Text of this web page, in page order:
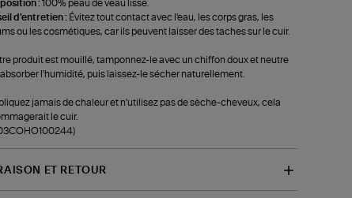
:100% peau de veau lisse.
d'entretien : Évitez tout contact avec l'eau, les corps gras, les
ou les cosmétiques, car ils peuvent laisser des taches sur le cuir.
produit est mouillé, tamponnez-le avec un chiffon doux et neutre
l'humidité, puis laissez-le sécher naturellement.
jamais de chaleur et n'utilisez pas de sèche-cheveux, cela
le cuir.
ET RETOUR